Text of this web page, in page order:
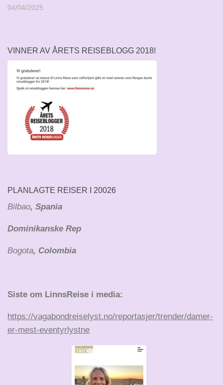
04/04/2025
VINNER AV ÅRETS REISEBLOGG 2018!
PLANLAGTE REISER I 20026
Bilbao, Spania
Dominikanske Rep
Bogota, Colombia
Siste om LinnsReise i media:
https://vagabondreiselyst.no/reportasjer/trender/damer-
er-mest-eventyrlystne